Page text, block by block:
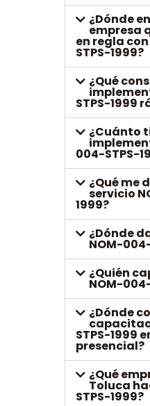
¿Dónde
empresa
en regla
STPS-1999?
¿Qué
STPS-1999
¿Cuánto
004-STPS-
¿Qué me
servicio
1999?
¿Dónde
NOM-
¿Quién
NOM-
¿Dónde
STPS-1999
presencial?
¿Qué
Toluca
STPS-1999?